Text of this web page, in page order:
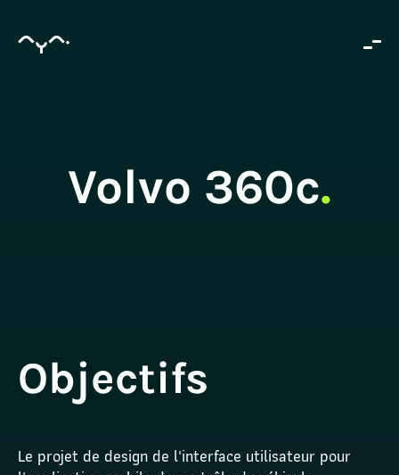
Volvo 360c.
Le projet de design de l'interface utilisateur pour
Objectifs